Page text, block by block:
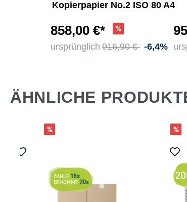
Kopierpapier No.2 ISO 80 A4
858,00 €*
ursprünglich 916,90 € -6,4%
ÄHNLICHE